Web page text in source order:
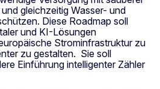
gleichzeitig Wasser- und
Diese Roadmap soll
und KI-Lösungen
Strominfrastruktur zu
zu gestalten. Sie soll
Einführung intelligenter Zähler